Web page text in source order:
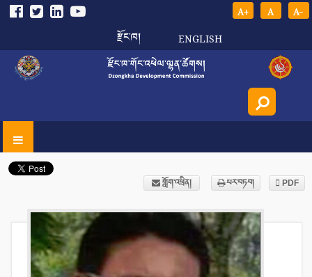
A-
A
A+
རྫོང་ཁ། ENGLISH
PDF
པར་བཏབ།
གློག་འཕྲིན།